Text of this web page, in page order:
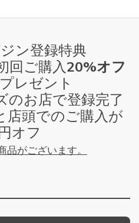
ン登録特典
回ご購入 20%オフ
レゼント
のお店で登録完了
店頭でのご購入が
オフ
がございます。